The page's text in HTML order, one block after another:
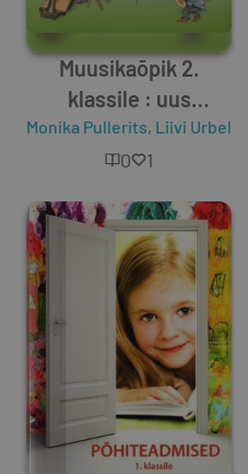
Muusikaõpik 2.
klassile : uus
õppekava
Monika Pullerits, Liivi Urbel
0 1